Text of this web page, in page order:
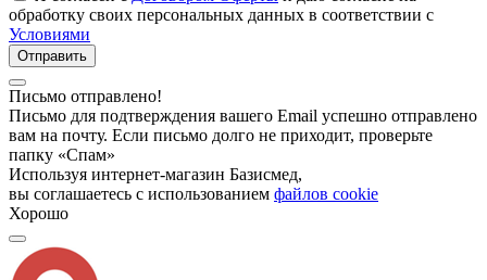
обработку своих персональных данных в соответствии с
Условиями
Отправить
Письмо отправлено!
Письмо для подтверждения вашего Email успешно отправлено
вам на почту. Если письмо долго не приходит, проверьте
папку «Спам»
Используя интернет-магазин Базисмед,
вы соглашаетесь с использованием файлов cookie
Хорошо